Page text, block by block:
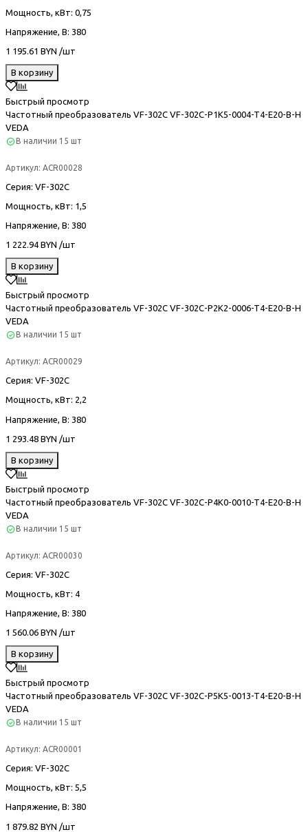
Мощность, кВт: 0,75
Напряжение, В: 380
1 195.61 BYN /шт
В корзину
Быстрый просмотр
Частотный преобразователь VF-302С VF-302C-P1K5-0004-T4-E20-B-H
VEDA
В наличии 15 шт
Артикул: ACR00028
Серия: VF-302С
Мощность, кВт: 1,5
Напряжение, В: 380
1 222.94 BYN /шт
В корзину
Быстрый просмотр
Частотный преобразователь VF-302С VF-302C-P2K2-0006-T4-E20-B-H
VEDA
В наличии 15 шт
Артикул: ACR00029
Серия: VF-302С
Мощность, кВт: 2,2
Напряжение, В: 380
1 293.48 BYN /шт
В корзину
Быстрый просмотр
Частотный преобразователь VF-302С VF-302C-P4K0-0010-T4-E20-B-H
VEDA
В наличии 15 шт
Артикул: ACR00030
Серия: VF-302С
Мощность, кВт: 4
Напряжение, В: 380
1 560.06 BYN /шт
В корзину
Быстрый просмотр
Частотный преобразователь VF-302С VF-302C-P5K5-0013-T4-E20-B-H
VEDA
В наличии 15 шт
Артикул: ACR00001
Серия: VF-302С
Мощность, кВт: 5,5
Напряжение, В: 380
1 879.82 BYN /шт